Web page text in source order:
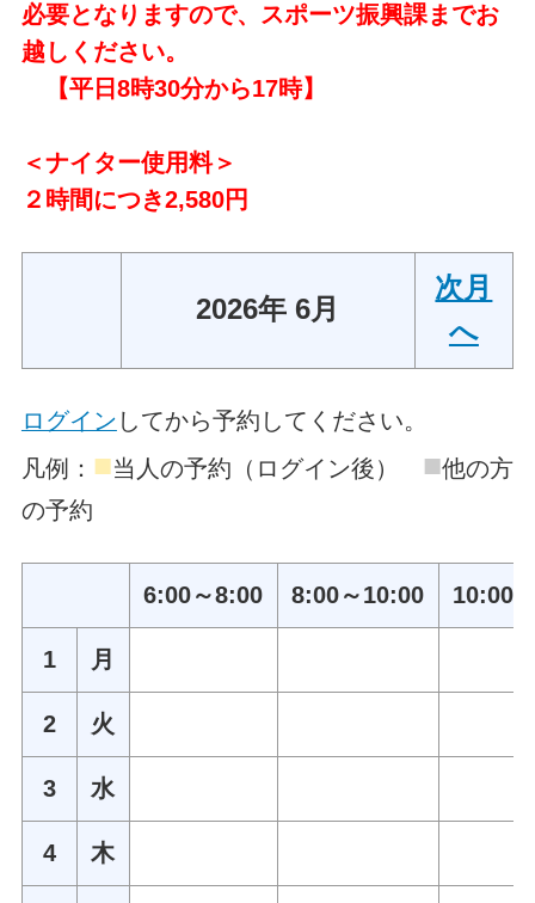
必要となりますので、スポーツ振興課までお
越しください。
【平日8時30分から17時】
＜ナイター使用料＞
２時間につき2,580円
2026年 6月
次月
へ
ログイン してから予約してください。
凡例： ■当人の予約（ログイン後） ■他の方
の予約
6:00～8:00 8:00～10:00 10:00
1 月
2 火
3 水
4 木